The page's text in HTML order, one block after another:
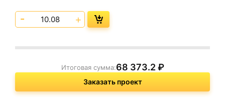
Итоговая сумма:68 373.2₽
Заказать проект